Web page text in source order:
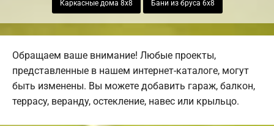
Каркасные дома 8х8 Бани из бруса 6х8
Обращаем ваше внимание! Любые проекты,
представленные в нашем интернет-каталоге, могут
быть изменены. Вы можете добавить гараж, балкон,
террасу, веранду, остекление, навес или крыльцо.